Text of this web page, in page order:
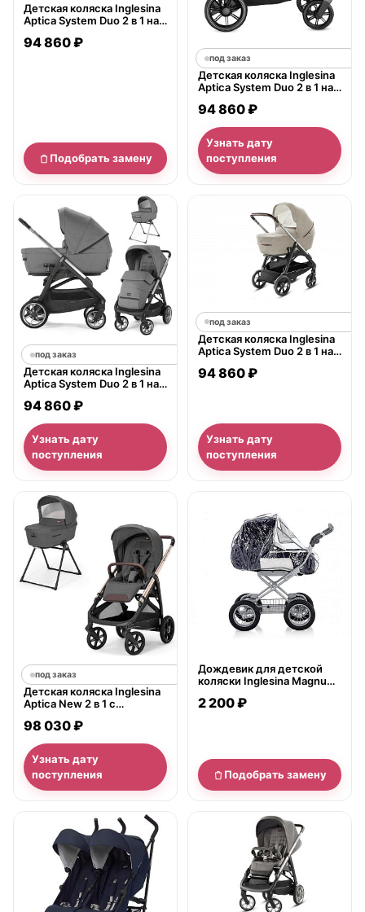
Детская коляска Inglesina
Aptica System Duo 2 в 1 на
Coffee
94 860 ₽
Подобрать замену
под заказ
Детская коляска Inglesina
Aptica System Duo 2 в 1 на
94 860 ₽
Узнать дату
поступления
под заказ
Детская коляска Inglesina
Aptica System Duo 2 в 1 на
94 860 ₽
Узнать дату
поступления
под заказ
Детская коляска Inglesina
Aptica System Duo 2 в 1 на
94 860 ₽
Узнать дату
поступления
под заказ
Детская коляска Inglesina
Aptica New 2 в 1 с
Stand Up
98 030 ₽
Узнать дату
поступления
Дождевик для детской
коляски Inglesina Magnum/
Combi
2 200 ₽
Подобрать замену
нет в продаже